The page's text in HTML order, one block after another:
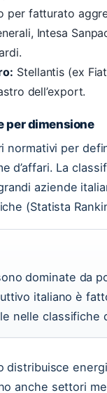
per fatturato
Intesa
Stellantis (ex
dell’export.
per dimensione
per
d’affari. La
aziende
(Statista
dominate da
italiano è
nelle classifiche
distribuisce
anche settori